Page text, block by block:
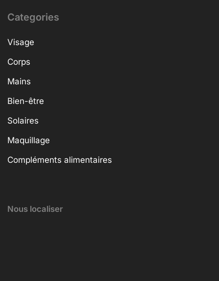
Categories
Visage
Corps
Mains
Bien-être
Solaires
Maquillage
Compléments alimentaires
Nous localiser